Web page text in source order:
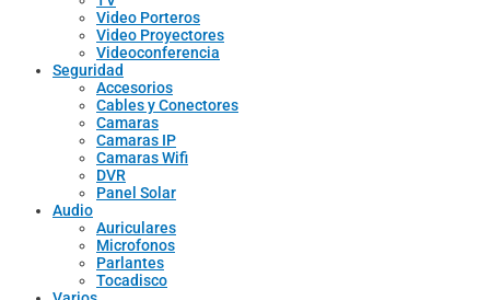
Video Porteros
Video Proyectores
Videoconferencia
Seguridad
Accesorios
Cables y Conectores
Camaras
Camaras IP
Camaras Wifi
DVR
Panel Solar
Audio
Auriculares
Microfonos
Parlantes
Tocadisco